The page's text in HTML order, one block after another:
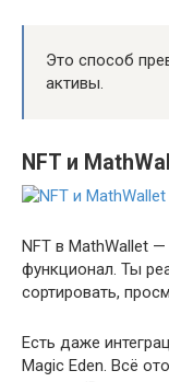
Это способ
активы.
NFT и
NFT в MathWallet
функционал. Ты
сортировать,
Есть даже
Magic Eden. Всё